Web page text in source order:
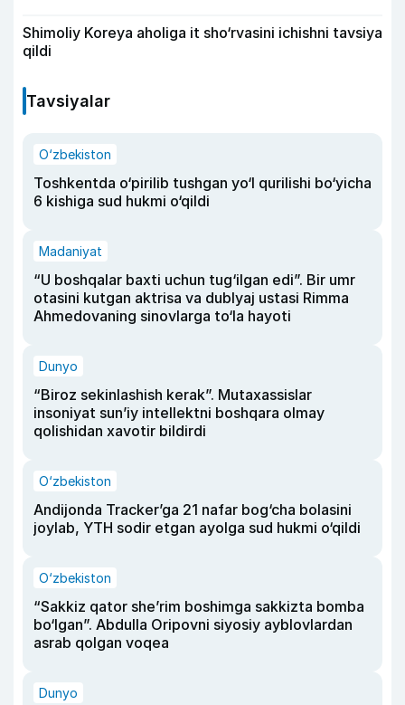
Shimoliy Koreya aholiga it sho‘rvasini ichishni tavsiya
qildi
Tavsiyalar
O‘zbekiston
Toshkentda o‘pirilib tushgan yo‘l qurilishi bo‘yicha
6 kishiga sud hukmi o‘qildi
Madaniyat
“U boshqalar baxti uchun tug‘ilgan edi”. Bir umr
otasini kutgan aktrisa va dublyaj ustasi Rimma
Ahmedovaning sinovlarga to‘la hayoti
Dunyo
“Biroz sekinlashish kerak”. Mutaxassislar
insoniyat sun’iy intellektni boshqara olmay
qolishidan xavotir bildirdi
O‘zbekiston
Andijonda Tracker’ga 21 nafar bog‘cha bolasini
joylab, YTH sodir etgan ayolga sud hukmi o‘qildi
O‘zbekiston
“Sakkiz qator she’rim boshimga sakkizta bomba
bo‘lgan”. Abdulla Oripovni siyosiy ayblovlardan
asrab qolgan voqea
Dunyo